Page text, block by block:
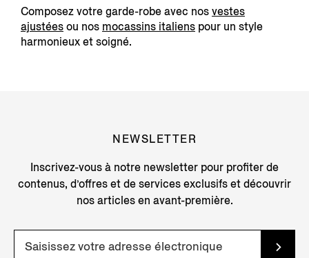
Composez votre garde-robe avec nosvestes
ajustéesou nos mocassins italiens pour un style
harmonieux et soigné.
NEWSLETTER
Inscrivez-vous à notre newsletter pour profiter de
contenus, d’offres et de services exclusifs et découvrir
nos articles en avant-première.